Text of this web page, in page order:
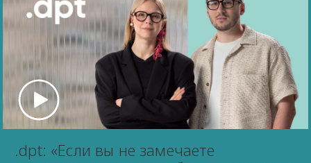
.dpt: «Если вы не замечаете